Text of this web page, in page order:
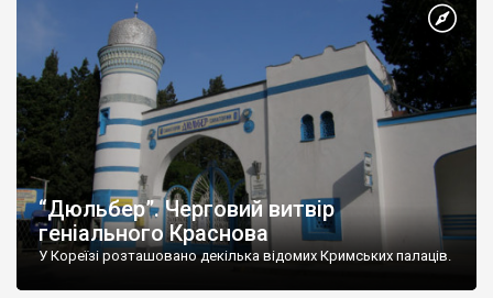
“Дюльбер”. Черговий витвір
геніального Краснова
У Кореїзі розташовано декілька відомих Кримських палаців.